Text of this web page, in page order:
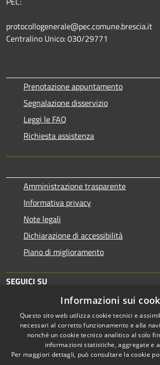
protocollogenerale@pec.comune.brescia.it
Centralino Unico: 030/29771
Prenotazione appuntamento
Segnalazione disservizio
Leggi le FAQ
Richiesta assistenza
Amministrazione trasparente
Informativa privacy
Note legali
Dichiarazione di accessibilità
Piano di miglioramento
SEGUICI SU
RSS
Accessibilità
Copyright
Informazioni sui
Questo sito web utilizza cookie tecnici e
necessari al corretto funzionamento e alla
nonché un cookie tecnico analitico al solo
informazioni statistiche, aggregate e
Per maggiori dettagli, può consultare la cookie